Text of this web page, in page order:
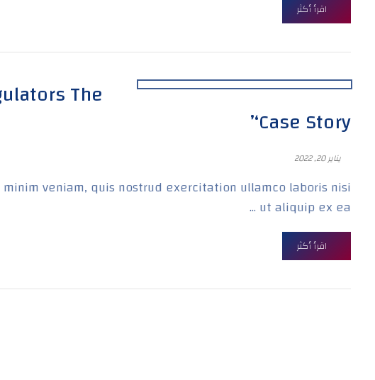
اقرأ أكثر
The
‘Case Story’
يناير 20, 2022
veniam, quis nostrud exercitation ullamco laboris nisi
ut aliquip ex ea ...
اقرأ أكثر